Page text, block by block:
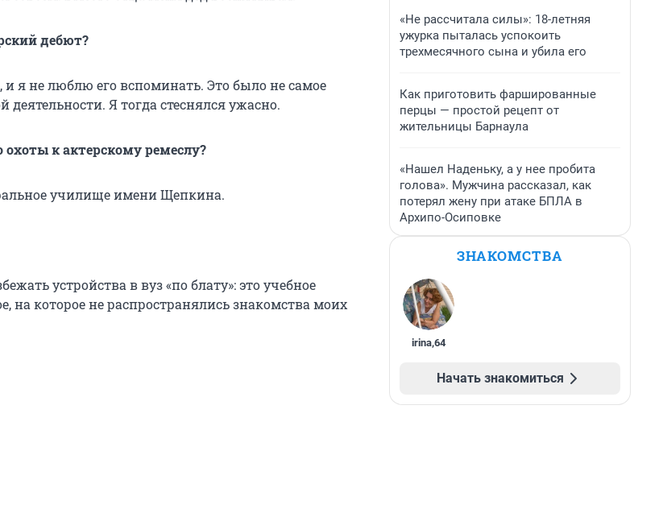
дебют?
и я не люблю его вспоминать. Это было не самое
деятельности. Я тогда стеснялся ужасно.
охоты к актерскому ремеслу?
училище имени Щепкина.
устройства в вуз «по блату»: это учебное
на которое не распространялись знакомства моих
«Не рассчитала силы»: 18-летняя
ужурка пыталась успокоить
трехмесячного сына и убила его
Как приготовить фаршированные
перцы — простой рецепт от
жительницы Барнаула
«Нашел Наденьку, а у нее пробита
голова». Мужчина рассказал, как
потерял жену при атаке БПЛА в
Архипо-Осиповке
ЗНАКОМСТВА
irina,64
Начать знакомиться